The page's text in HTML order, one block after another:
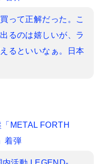
って正解だった。こ
るのは嬉しいが、ラ
るといいなぁ。日本
METAL FORTH
着弾